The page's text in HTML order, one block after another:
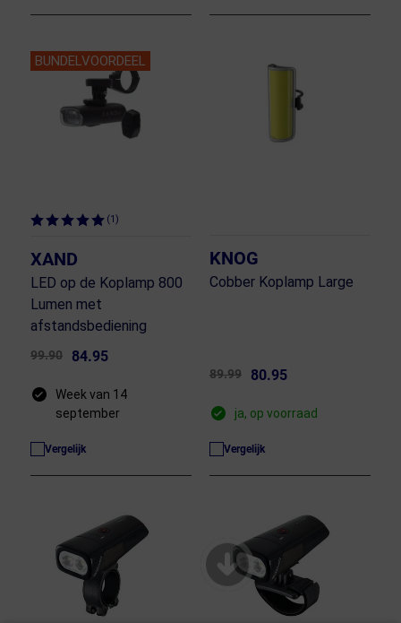
BUNDELVOORDEEL
(1)
XAND
LED op de Koplamp 800
Lumen met
afstandsbediening
99.90 84.95
Week van 14
september
Vergelijk
KNOG
Cobber Koplamp Large
89.99 80.95
ja, op voorraad
Vergelijk